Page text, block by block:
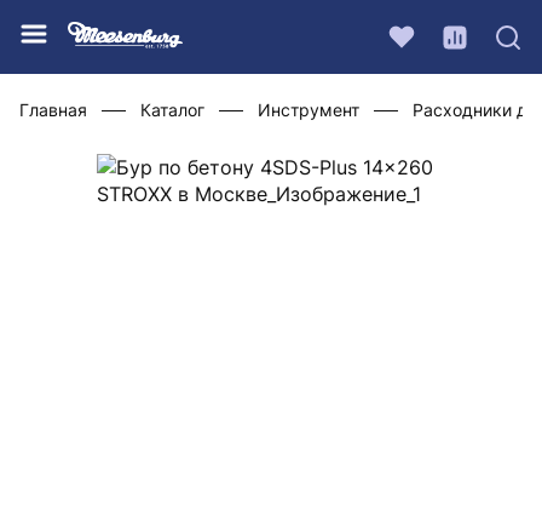
Главная Каталог Инструмент Расходники